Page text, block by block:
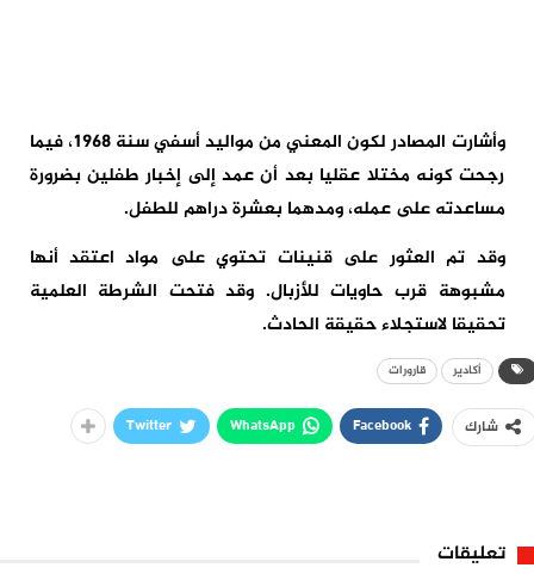
وأشارت المصادر لكون المعني من مواليد أسفي سنة 1968، فيما
رجحت كونه مختلا عقليا بعد أن عمد إلى إخبار طفلين بضرورة
مساعدته على عمله، ومدهما بعشرة دراهم للطفل.
وقد تم العثور على قنينات تحتوي على مواد اعتقد أنها
مشبوهة قرب حاويات للأزبال. وقد فتحت الشرطة العلمية
تحقيقا لاستجلاء حقيقة الحادث.
أكادير قارورات
شارك Facebook
WhatsApp
Twitter
تعليقات